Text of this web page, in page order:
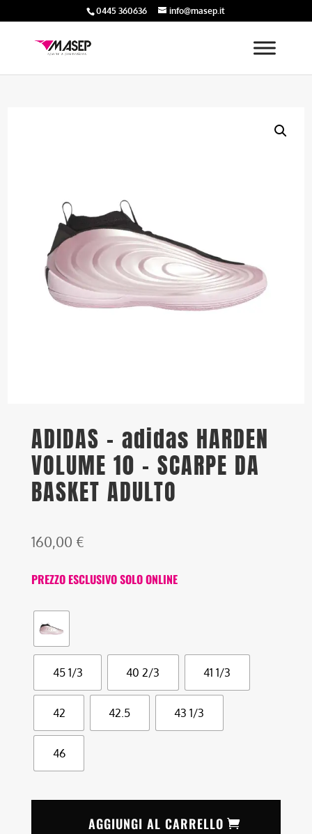
0445 360636 info@masep.it
ADIDAS – adidas HARDEN
VOLUME 10 – SCARPE DA
BASKET ADULTO
160,00 €
PREZZO ESCLUSIVO SOLO ONLINE
45 1/3 40 2/3 41 1/3
42 42.5 43 1/3
46
AGGIUNGI AL CARRELLO